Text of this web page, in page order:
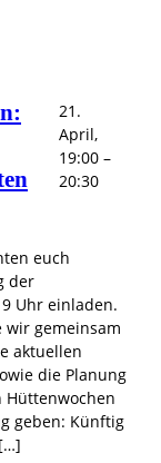
21.
April,
19:00–
20:30
euch
der
Uhr einladen.
wir gemeinsam
aktuellen
die Planung
Hüttenwochen
geben: Künftig